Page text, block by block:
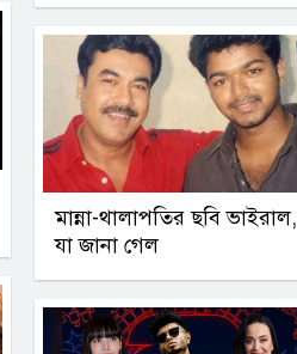
মান্না-থালাপতির ছবি ভাইরাল,
যা জানা গেল